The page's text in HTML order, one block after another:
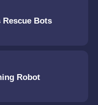
Bots
Robot